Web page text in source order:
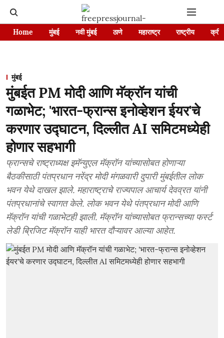
Home मुंबई नवी मुंबई ठाणे महाराष्ट्र राष्ट्रीय
मुंबई
मुंबईत PM मोदी आणि मॅक्रॉन यांची
गळाभेट; 'भारत-फ्रान्स इनोव्हेशन ईयर'चे
करणार उद्घाटन, दिल्लीत AI समिटमध्येही
होणार सहभागी
फ्रान्सचे राष्ट्राध्यक्ष इमॅन्युएल मॅक्रॉन यांच्यासोबत होणाऱ्या
बैठकीसाठी पंतप्रधान नरेंद्र मोदी मंगळवारी दुपारी मुंबईतील लोक
भवन येथे दाखल झाले. महाराष्ट्राचे राज्यपाल आचार्य देवव्रत यांनी
पंतप्रधानांचे स्वागत केले. लोक भवन येथे पंतप्रधान मोदी आणि
मॅक्रॉन यांची गळाभेटही झाली. मॅक्रॉन यांच्यासोबत फ्रान्सच्या फर्स्ट
लेडी ब्रिजिट मॅक्रॉन याही भारत दौऱ्यावर आल्या आहेत.